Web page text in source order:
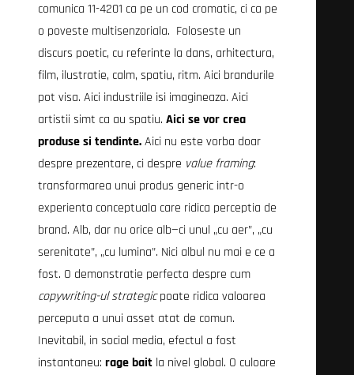
comunica 11-4201 ca pe un cod cromatic, ci ca pe
o poveste multisenzoriala. Foloseste un
discurs poetic, cu referinte la dans, arhitectura,
film, ilustratie, calm, spatiu, ritm. Aici brandurile
pot visa. Aici industriile isi imagineaza. Aici
artistii simt ca au spatiu. Aici se vor crea
produse si tendinte.Aici nu este vorba doar
despre prezentare, ci despre value framing:
transformarea unui produs generic intr-o
experienta conceptuala care ridica perceptia de
brand. Alb, dar nu orice alb—ci unul „cu aer”, „cu
serenitate”, „cu lumina”. Nici albul nu mai e ce a
fost. O demonstratie perfecta despre cum
copywriting-ul strategicpoate ridica valoarea
perceputa a unui asset atat de comun.
Inevitabil, in social media, efectul a fost
instantaneu: rage bait la nivel global. O culoare